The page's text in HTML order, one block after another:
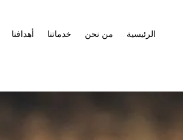
الرئيسية من نحن خدماتنا أهدافنا